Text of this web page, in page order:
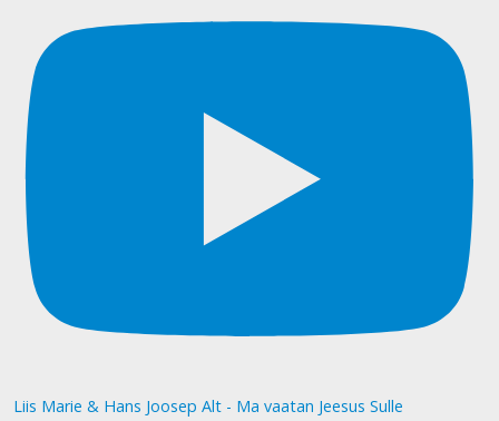
Liis Marie & Hans Joosep Alt - Ma vaatan Jeesus Sulle